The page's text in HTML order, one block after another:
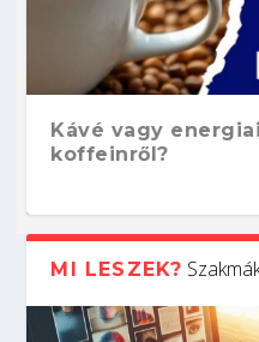
Kávé vagy
koffeinről?
MI LESZEK?